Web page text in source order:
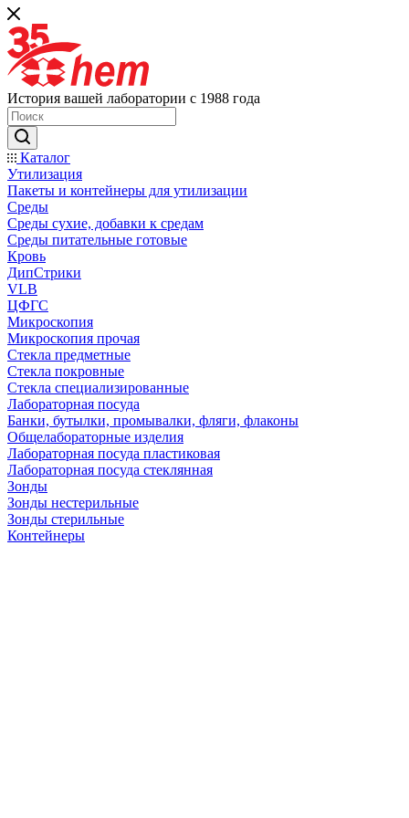
История вашей лаборатории с 1988 года
Каталог
Утилизация
Пакеты и контейнеры для утилизации
Среды
Среды сухие, добавки к средам
Среды питательные готовые
Кровь
ДипСтрики
VLB
ЦФГС
Микроскопия
Микроскопия прочая
Стекла предметные
Стекла покровные
Стекла специализированные
Лабораторная посуда
Банки, бутылки, промывалки, фляги, флаконы
Общелабораторные изделия
Лабораторная посуда пластиковая
Лабораторная посуда стеклянная
Зонды
Зонды нестерильные
Зонды стерильные
Контейнеры